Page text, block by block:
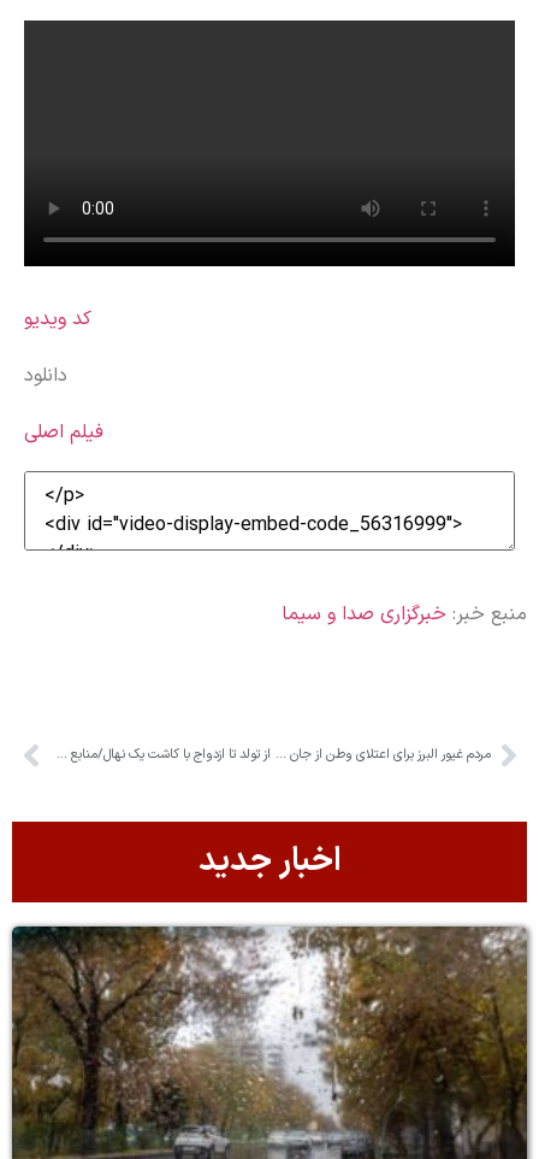
کد ویدیو
دانلود
فیلم اصلی
منبع خبر: خبرگزاری صدا و سیما
مردم غیور البرز برای اعتلای وطن از جان خود می‌گذرند از تولد تا ازدواج با کاشت یک نهال/منابع طبیعی البرز پای مردم را به جنگل‌کاری باز کرد
اخبار جدید